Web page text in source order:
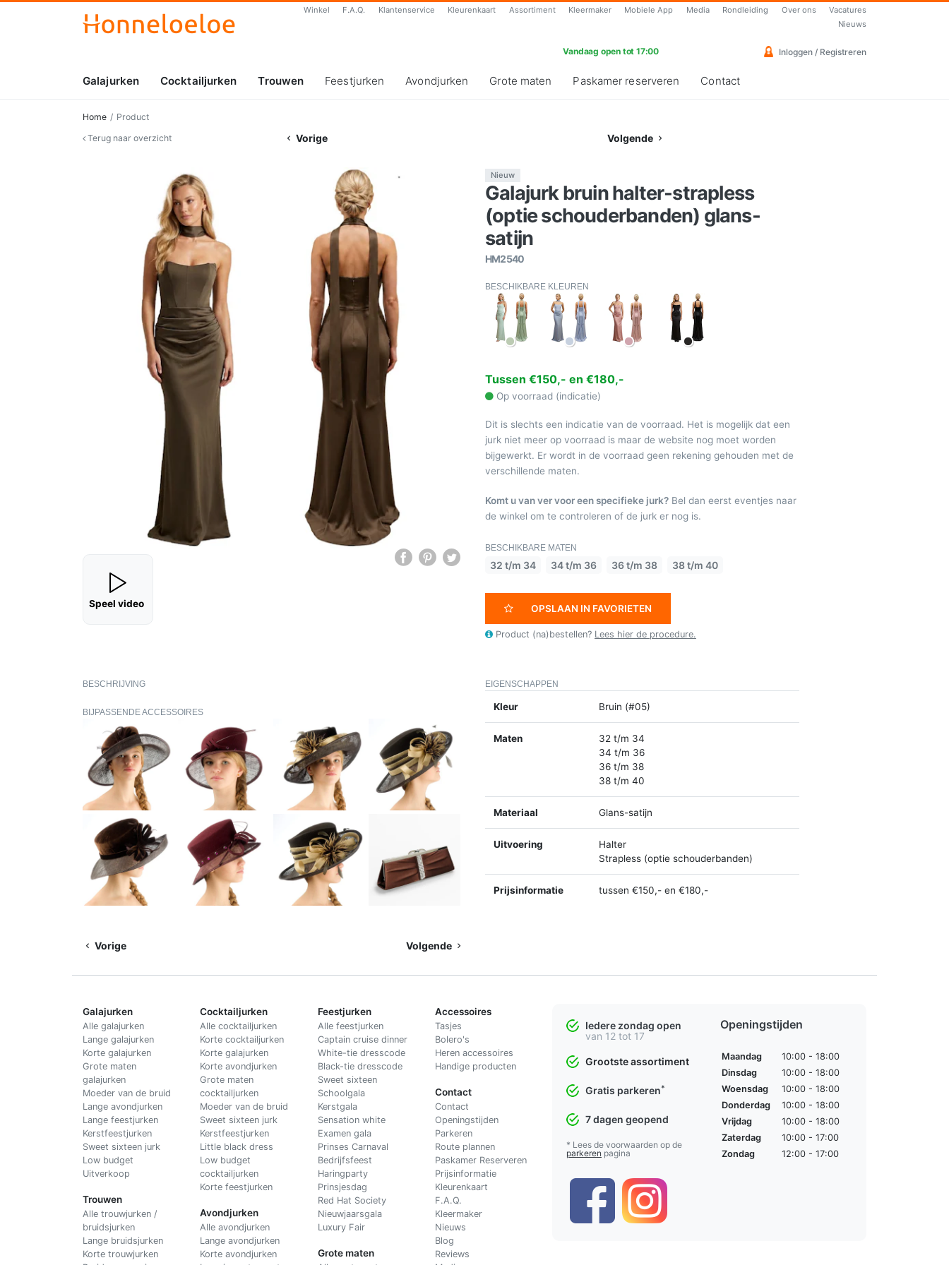
Winkel F.A.Q. Klantenservice Kleurenkaart Assortiment Kleermaker Mobiele App Media Rondleiding Over ons
Vacatures
Nieuws
Vandaag open tot 17:00 Inloggen / Registreren
Galajurken Cocktailjurken Trouwen Feestjurken Avondjurken Grote maten Paskamer reserveren Contact
Home
Product
Terug naar overzicht
Vorige Volgende
Speel video
Nieuw
Galajurk bruin halter-strapless
(optie schouderbanden) glans-
satijn
HM2540
BESCHIKBARE KLEUREN
Tussen €150,- en €180,-
Op voorraad (indicatie)
Dit is slechts een indicatie van de voorraad. Het is mogelijk dat een
jurk niet meer op voorraad is maar de website nog moet worden
bijgewerkt. Er wordt in de voorraad geen rekening gehouden met de
verschillende maten.
Komt u van ver voor een specifieke jurk? Bel dan eerst eventjes naar
de winkel om te controleren of de jurk er nog is.
BESCHIKBARE MATEN
32 t/m 34 34 t/m 36 36 t/m 38 38 t/m 40
OPSLAAN IN FAVORIETEN
Product (na)bestellen? Lees hier de procedure.
BESCHRIJVING
BIJPASSENDE ACCESSOIRES
EIGENSCHAPPEN
Kleur Bruin (#05)
Maten
32 t/m 34
34 t/m 36
36 t/m 38
38 t/m 40
Materiaal Glans-satijn
Uitvoering
Halter
Strapless (optie schouderbanden)
Prijsinformatie tussen €150,- en €180,-
Vorige Volgende
Galajurken
Alle galajurken
Lange galajurken
Korte galajurken
Grote maten
galajurken
Moeder van de bruid
Lange avondjurken
Lange feestjurken
Kerstfeestjurken
Sweet sixteen jurk
Low budget
Uitverkoop
Trouwen
Alle trouwjurken /
bruidsjurken
Lange bruidsjurken
Korte trouwjurken
Cocktailjurken
Alle cocktailjurken
Korte cocktailjurken
Korte galajurken
Korte avondjurken
Grote maten
cocktailjurken
Moeder van de bruid
Sweet sixteen jurk
Kerstfeestjurken
Little black dress
Low budget
cocktailjurken
Korte feestjurken
Avondjurken
Alle avondjurken
Lange avondjurken
Korte avondjurken
Feestjurken
Alle feestjurken
Captain cruise dinner
White-tie dresscode
Black-tie dresscode
Sweet sixteen
Schoolgala
Kerstgala
Sensation white
Examen gala
Prinses Carnaval
Bedrijfsfeest
Haringparty
Prinsjesdag
Red Hat Society
Nieuwjaarsgala
Luxury Fair
Grote maten
Accessoires
Tasjes
Bolero's
Heren accessoires
Handige producten
Contact
Contact
Openingstijden
Parkeren
Route plannen
Paskamer Reserveren
Prijsinformatie
Kleurenkaart
F.A.Q.
Kleermaker
Nieuws
Blog
Reviews
Iedere zondag open
van 12 tot 17
Grootste assortiment
Gratis parkeren*
7 dagen geopend
* Lees de voorwaarden op de
parkeren pagina
Openingstijden
Maandag
10:00 - 18:00
Dinsdag
10:00 - 18:00
Woensdag
10:00 - 18:00
Donderdag
10:00 - 18:00
Vrijdag
10:00 - 18:00
Zaterdag
10:00 - 17:00
Zondag
12:00 - 17:00